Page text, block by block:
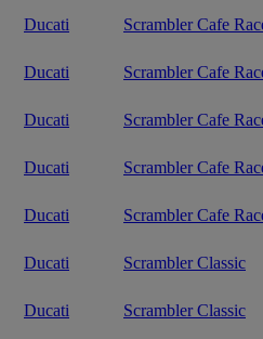
Ducati Scrambler Cafe
Ducati Scrambler Cafe
Ducati Scrambler Cafe
Ducati Scrambler Cafe
Ducati Scrambler Cafe
Ducati Scrambler Classic
Ducati Scrambler Classic